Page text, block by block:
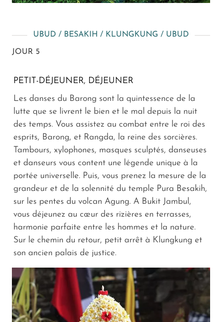
UBUD / BESAKIH / KLUNGKUNG / UBUD
JOUR 5
PETIT-DÉJEUNER, DÉJEUNER
Les danses du Barong sont la quintessence de la
lutte que se livrent le bien et le mal depuis la nuit
des temps. Vous assistez au combat entre le roi des
esprits, Barong, et Rangda, la reine des sorcières.
Tambours, xylophones, masques sculptés, danseuses
et danseurs vous content une légende unique à la
portée universelle. Puis, vous prenez la mesure de la
grandeur et de la solennité du temple Pura Besakih,
sur les pentes du volcan Agung. A Bukit Jambul,
vous déjeunez au cœur des rizières en terrasses,
harmonie parfaite entre les hommes et la nature.
Sur le chemin du retour, petit arrêt à Klungkung et
son ancien palais de justice.